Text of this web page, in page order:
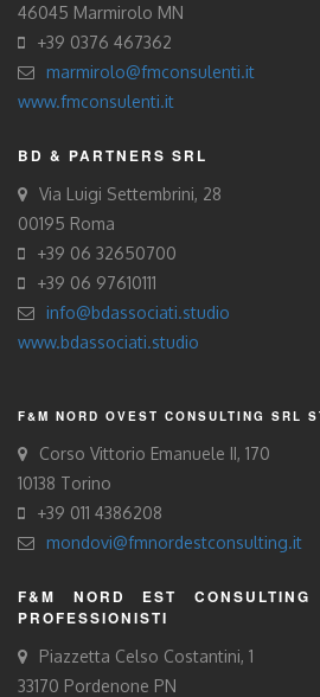
46045 Marmirolo MN
+39 0376 467362
marmirolo@fmconsulenti.it
www.fmconsulenti.it
BD & PARTNERS SRL
Via Luigi Settembrini, 28
00195 Roma
+39 06 32650700
+39 06 97610111
info@bdassociati.studio
www.bdassociati.studio
F&M NORD OVEST CONSULTING SRL
Corso Vittorio Emanuele II, 170
10138 Torino
+39 011 4386208
mondovi@fmnordestconsulting.it
F&M NORD EST
PROFESSIONISTI
Piazzetta Celso Costantini, 1
33170 Pordenone PN